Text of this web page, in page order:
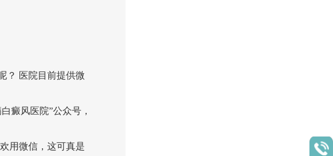
？ 医院目前提供微
癜风医院”公众号，
用微信，这可真是